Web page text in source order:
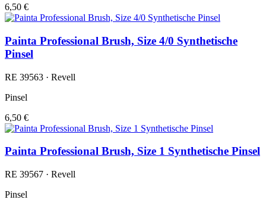
6,50 €
Painta Professional Brush, Size 4/0 Synthetische
Pinsel
RE 39563 · Revell
Pinsel
6,50 €
Painta Professional Brush, Size 1 Synthetische Pinsel
RE 39567 · Revell
Pinsel